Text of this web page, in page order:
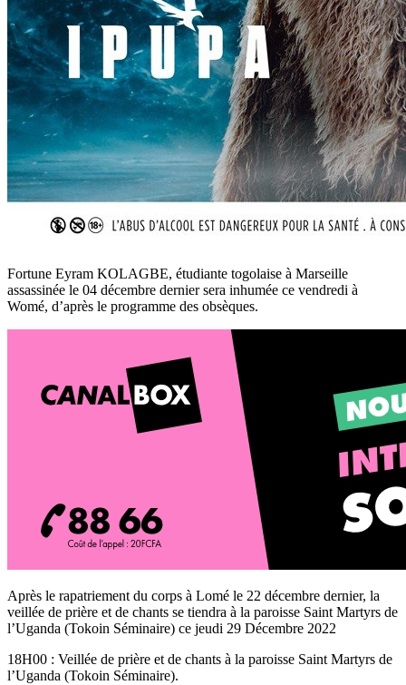
Fortune Eyram KOLAGBE, étudiante togolaise à Marseille
assassinée le 04 décembre dernier sera inhumée ce vendredi à
Womé, d’après le programme des obsèques.
Après le rapatriement du corps à Lomé le 22 décembre dernier, la
veillée de prière et de chants se tiendra à la paroisse Saint Martyrs de
l’Uganda (Tokoin Séminaire) ce jeudi 29 Décembre 2022
18H00 : Veillée de prière et de chants à la paroisse Saint Martyrs de
l’Uganda (Tokoin Séminaire).